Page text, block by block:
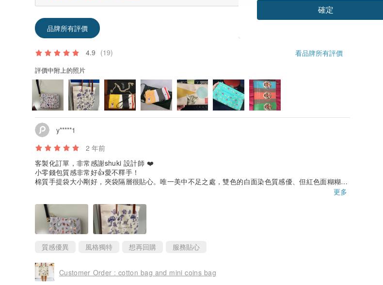
品牌所有評價
4.9 (19) 看品牌所有評價
評價中附上的照片
y*****1
2 年前
客製化訂單，非常感謝shuki 設計師 ❤️
小零錢包質感非常好👍愛不釋手！
棉質手提袋大小剛好，夾袋隔層很貼心。唯一美中不足之處，雙色的白面染色質感優、但紅色面糊糊
更多
質感優異 風格獨特 想再回購 服務貼心
Customer Order : cotton bag and mini coins bag
確定